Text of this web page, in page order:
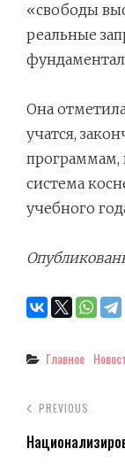
«свободы
реальные
Она
учатся,
программам,
система
учебного
Categories
Главное
PREVIOUS